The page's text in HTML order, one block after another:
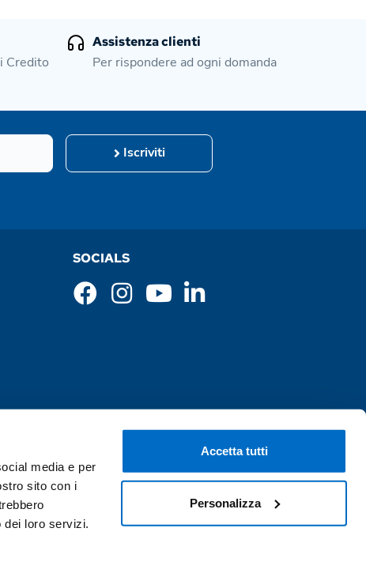
media e per
sito con i
dei loro servizi.
Accetta tutti
Personalizza
Credito
Assistenza clienti
Per rispondere ad ogni domanda
Iscriviti
SOCIALS